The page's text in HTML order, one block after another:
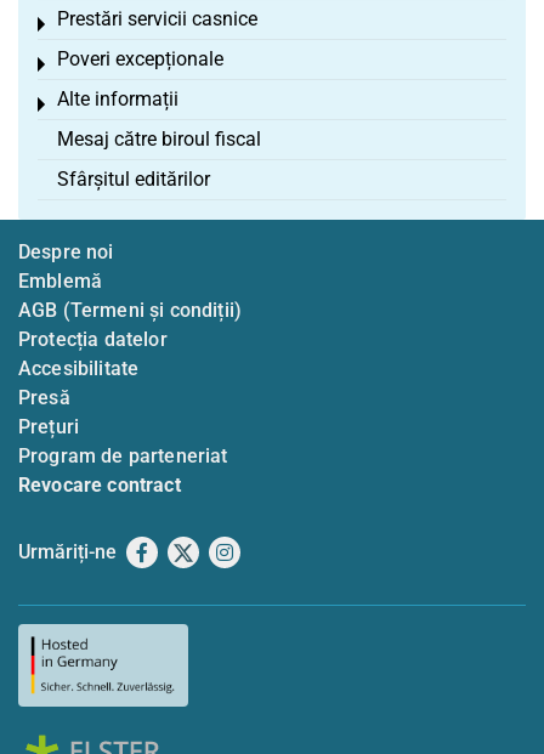
Prestări servicii casnice
Toggle menu
Poveri excepționale
Toggle menu
Alte informații
Toggle menu
Mesaj către biroul fiscal
Sfârșitul editărilor
Despre noi
Emblemă
AGB (Termeni și condiții)
Protecția datelor
Accesibilitate
Presă
Prețuri
Program de parteneriat
Revocare contract
Urmăriți-ne Facebook
X Instagram